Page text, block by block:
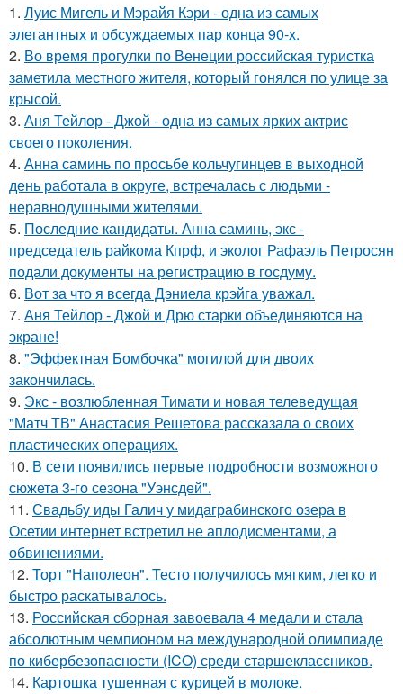
1. Луис Мигель и Мэрайя Кэри - одна из самых
элегантных и обсуждаемых пар конца 90-х.
2. Во время прогулки по Венеции российская туристка
заметила местного жителя, который гонялся по улице за
крысой.
3. Аня Тейлор - Джой - одна из самых ярких актрис
своего поколения.
4. Анна саминь по просьбе кольчугинцев в выходной
день работала в округе, встречалась с людьми -
неравнодушными жителями.
5. Последние кандидаты. Анна саминь, экс -
председатель райкома Кпрф, и эколог Рафаэль Петросян
подали документы на регистрацию в госдуму.
6. Вот за что я всегда Дэниела крэйга уважал.
7. Аня Тейлор - Джой и Дрю старки объединяются на
экране!
8. "Эффектная Бомбочка" могилой для двоих
закончилась.
9. Экс - возлюбленная Тимати и новая телеведущая
"Матч ТВ" Анастасия Решетова рассказала о своих
пластических операциях.
10. В сети появились первые подробности возможного
сюжета 3-го сезона "Уэнсдей".
11. Свадьбу иды Галич у мидаграбинского озера в
Осетии интернет встретил не аплодисментами, а
обвинениями.
12. Торт "Наполеон". Тесто получилось мягким, легко и
быстро раскатывалось.
13. Российская сборная завоевала 4 медали и стала
абсолютным чемпионом на международной олимпиаде
по кибербезопасности (ICO) среди старшеклассников.
14. Картошка тушенная с курицей в молоке.